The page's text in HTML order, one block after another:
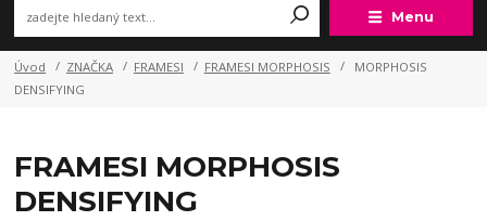
Menu
Úvod ZNAČKA FRAMESI FRAMESI MORPHOSIS
MORPHOSIS
DENSIFYING
FRAMESI MORPHOSIS
DENSIFYING